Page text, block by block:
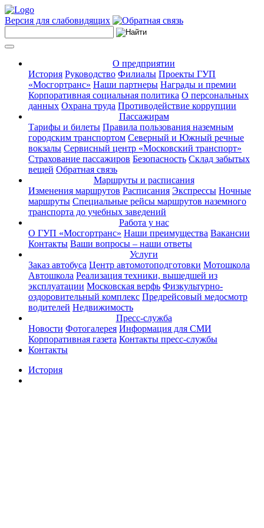
Версия для слабовидящих
О предприятии
История Руководство Филиалы Проекты ГУП
«Мосгортранс» Наши партнеры Награды и премии
Корпоративная социальная политика О персональных
данных Охрана труда Противодействие коррупции
Пассажирам
Тарифы и билеты Правила пользования наземным
городским транспортом Северный и Южный речные
вокзалы Сервисный центр «Московский транспорт»
Страхование пассажиров Безопасность Склад забытых
вещей Обратная связь
Маршруты и расписания
Изменения маршрутов Расписания Экспрессы Ночные
маршруты Специальные рейсы маршрутов наземного
транспорта до учебных заведений
Работа у нас
О ГУП «Мосгортранс» Наши преимущества Вакансии
Контакты Ваши вопросы – наши ответы
Услуги
Заказ автобуса Центр автомотоподготовки Мотошкола
Автошкола Реализация техники, вышедшей из
эксплуатации Московская верфь Физкультурно-
оздоровительный комплекс Предрейсовый медосмотр
водителей Недвижимость
Пресс-служба
Новости Фотогалерея Информация для СМИ
Корпоративная газета Контакты пресс-службы
Контакты
История